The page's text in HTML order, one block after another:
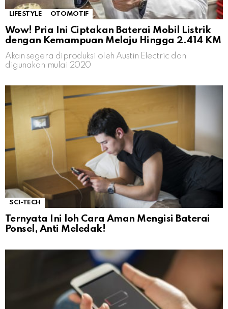
LIFESTYLE OTOMOTIF
Wow! Pria Ini Ciptakan Baterai Mobil Listrik
dengan Kemampuan Melaju Hingga 2.414 KM
Akan segera diproduksi oleh Austin Electric dan
digunakan mulai 2020
SCI-TECH
Ternyata Ini loh Cara Aman Mengisi Baterai
Ponsel, Anti Meledak!